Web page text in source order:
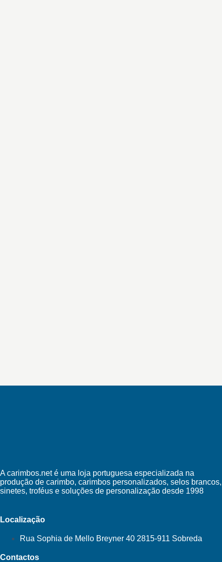
A carimbos.net é uma loja portuguesa especializada na
produção de carimbo, carimbos personalizados, selos brancos,
sinetes, troféus e soluções de personalização desde 1998
Localização
Rua Sophia de Mello Breyner 40 2815-911 Sobreda
Contactos